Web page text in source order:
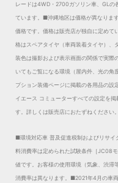
レードは4WD・2700ガソリン車、GLの
ています。 ■沖縄地区は価格が異なります
価格です。価格は販売店が独自に定めて
格はスペアタイヤ（車両装着タイヤ）、
装色は撮影および表示画面の関係で実際
いてもご覧になる環境（屋内外、光の角
プション装備ページに掲載の各用品の
イエース コミューターすべての設定を掲
す。詳しくは販売店におたずねください。
■環境対応車 普及促進税制およびリサイ
料消費率は定められた試験条件［JC08
値です。お客様の使用環境（気象、渋滞
消費率は異なります。 ■2021年4月の車